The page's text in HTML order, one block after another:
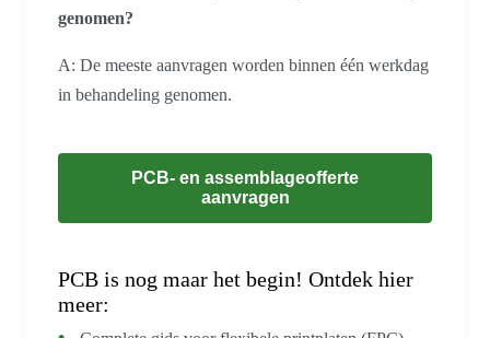
genomen?
A: De meeste aanvragen worden binnen één werkdag
in behandeling genomen.
PCB- en assemblageofferte
aanvragen
PCB is nog maar het begin! Ontdek hier
meer: